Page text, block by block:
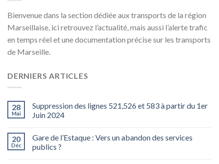
Bienvenue dans la section dédiée aux transports de la région
Marseillaise, ici retrouvez l’actualité, mais aussi l’alerte trafic
en temps réel et une documentation précise sur les transports
de Marseille.
DERNIERS ARTICLES
28
Mai
Suppression des lignes 521,526 et 583 à partir du 1er
Juin 2024
20
Déc
Gare de l’Estaque : Vers un abandon des services
publics ?